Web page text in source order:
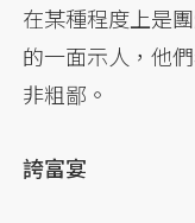
在某種程度上是
的一面示人，他
非粗鄙。
誇富宴